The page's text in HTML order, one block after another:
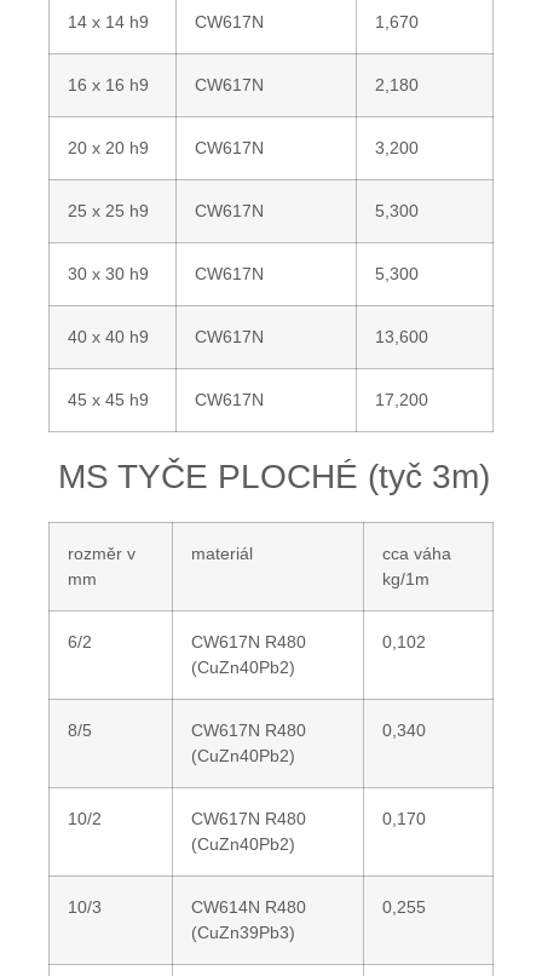
14 x 14 h9 CW617N 1,670
16 x 16 h9 CW617N 2,180
20 x 20 h9 CW617N 3,200
25 x 25 h9 CW617N 5,300
30 x 30 h9 CW617N 5,300
40 x 40 h9 CW617N 13,600
45 x 45 h9 CW617N 17,200
MS TYČE PLOCHÉ (tyč 3m)
rozměr v
mm
materiál
cca váha
kg/1m
6/2
CW617N R480
(CuZn40Pb2)
0,102
8/5
CW617N R480
(CuZn40Pb2)
0,340
10/2
CW617N R480
(CuZn40Pb2)
0,170
10/3
CW614N R480
(CuZn39Pb3)
0,255